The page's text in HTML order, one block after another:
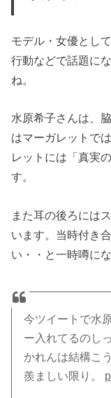
モデル・女優とし
行動などで話題に
ね。
水原希子さんは、
はマーガレットで
レットには「真実
す。
また耳の後ろには
います。当時付き
い・・と一時噂に
今ツイートで水
ー入れてるのしっ
かれんは結構こ
羨ましい限り。